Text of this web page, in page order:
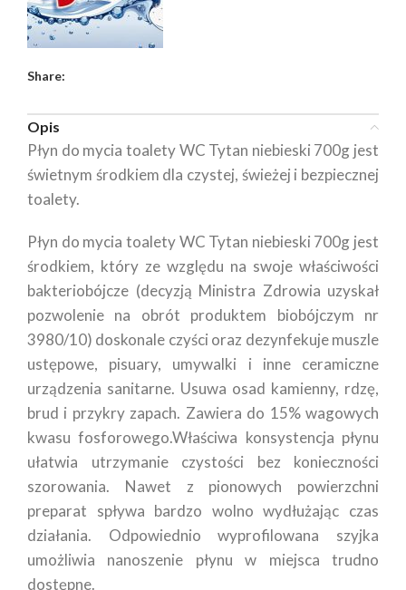
Share:
Opis
Płyn do mycia toalety WC Tytan niebieski 700g jest
świetnym środkiem dla czystej, świeżej i bezpiecznej
toalety.
Płyn do mycia toalety WC Tytan niebieski 700g jest
środkiem, który ze względu na swoje właściwości
bakteriobójcze (decyzją Ministra Zdrowia uzyskał
pozwolenie na obrót produktem biobójczym nr
3980/10) doskonale czyści oraz dezynfekuje muszle
ustępowe, pisuary, umywalki i inne ceramiczne
urządzenia sanitarne. Usuwa osad kamienny, rdzę,
brud i przykry zapach. Zawiera do 15% wagowych
kwasu fosforowego.Właściwa konsystencja płynu
ułatwia utrzymanie czystości bez konieczności
szorowania. Nawet z pionowych powierzchni
preparat spływa bardzo wolno wydłużając czas
działania. Odpowiednio wyprofilowana szyjka
umożliwia nanoszenie płynu w miejsca trudno
dostępne.